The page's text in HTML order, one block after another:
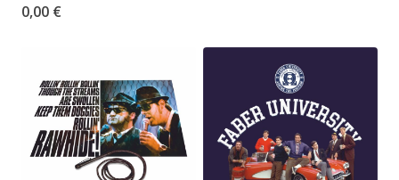
0,00 €